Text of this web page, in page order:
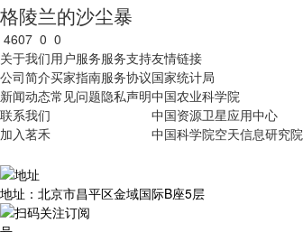
格陵兰的沙尘暴
4607 0 0
关于我们
公司简介
新闻动态
联系我们
加入茗禾
用户服务
买家指南
常见问题
服务支持
服务协议
隐私声明
友情链接
国家统计局
中国农业科学院
中国资源卫星应用中心
中国科学院空天信息研究院
地址：北京市昌平区金域国际B座5层